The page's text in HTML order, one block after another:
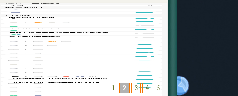
1 2 3 4 5